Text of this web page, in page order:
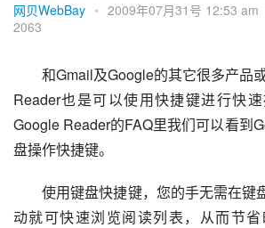
网贝WebBay • 2009年07月31号 12:53 am
2063
和Gmail及Google的其它很多产品
Reader也是可以使用快捷键进行快
Google Reader的FAQ里我们可以看到
盘操作快捷键。
使用键盘快捷键，您的手无需在键
动就可快速浏览阅读列表，从而节